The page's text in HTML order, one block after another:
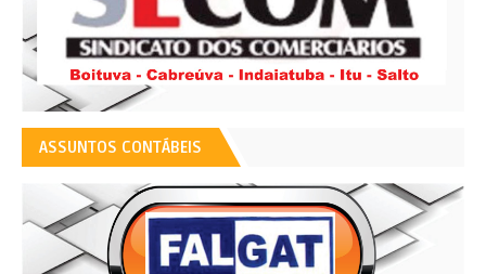
ASSUNTOS CONTÁBEIS